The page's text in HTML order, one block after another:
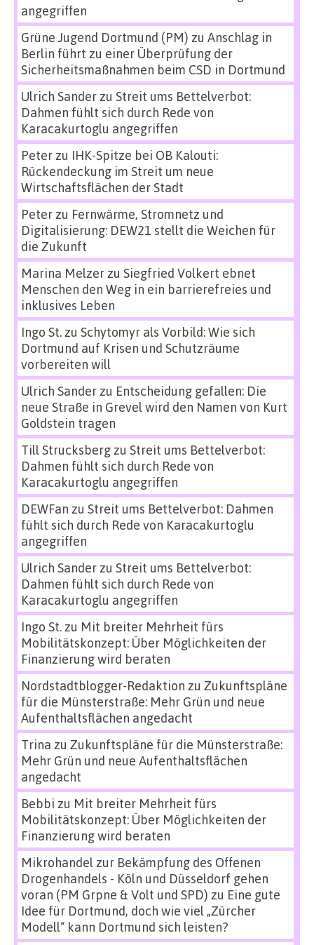
angegriffen
Grüne Jugend Dortmund (PM) zu Anschlag in
Berlin führt zu einer Überprüfung der
Sicherheitsmaßnahmen beim CSD in Dortmund
Ulrich Sanderzu Streit ums Bettelverbot:
Dahmen fühlt sich durch Rede von
Karacakurtoglu angegriffen
Peterzu IHK-Spitze bei OB Kalouti:
Rückendeckung im Streit um neue
Wirtschaftsflächen der Stadt
Peterzu Fernwärme, Stromnetz und
Digitalisierung: DEW21 stellt die Weichen für
die Zukunft
Marina Melzerzu Siegfried Volkert ebnet
Menschen den Weg in ein barrierefreies und
inklusives Leben
Ingo St.zu Schytomyr als Vorbild: Wie sich
Dortmund auf Krisen und Schutzräume
vorbereiten will
Ulrich Sanderzu Entscheidung gefallen: Die
neue Straße in Grevel wird den Namen von Kurt
Goldstein tragen
Till Strucksbergzu Streit ums Bettelverbot:
Dahmen fühlt sich durch Rede von
Karacakurtoglu angegriffen
DEWFan zu Streit ums Bettelverbot: Dahmen
fühlt sich durch Rede von Karacakurtoglu
angegriffen
Ulrich Sanderzu Streit ums Bettelverbot:
Dahmen fühlt sich durch Rede von
Karacakurtoglu angegriffen
Ingo St.zu Mit breiter Mehrheit fürs
Mobilitätskonzept: Über Möglichkeiten der
Finanzierung wird beraten
Nordstadtblogger-Redaktion zu Zukunftspläne
für die Münsterstraße: Mehr Grün und neue
Aufenthaltsflächen angedacht
Trina zu Zukunftspläne für die Münsterstraße:
Mehr Grün und neue Aufenthaltsflächen
angedacht
Bebbi zu Mit breiter Mehrheit fürs
Mobilitätskonzept: Über Möglichkeiten der
Finanzierung wird beraten
Mikrohandel zur Bekämpfung des Offenen
Drogenhandels - Köln und Düsseldorf gehen
voran (PM Grpne & Volt und SPD) zu Eine gute
Idee für Dortmund, doch wie viel „Zürcher
Modell“ kann Dortmund sich leisten?